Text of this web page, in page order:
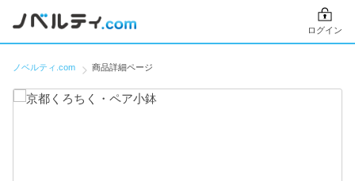
ログイン
ノベルティ.com 商品詳細ページ